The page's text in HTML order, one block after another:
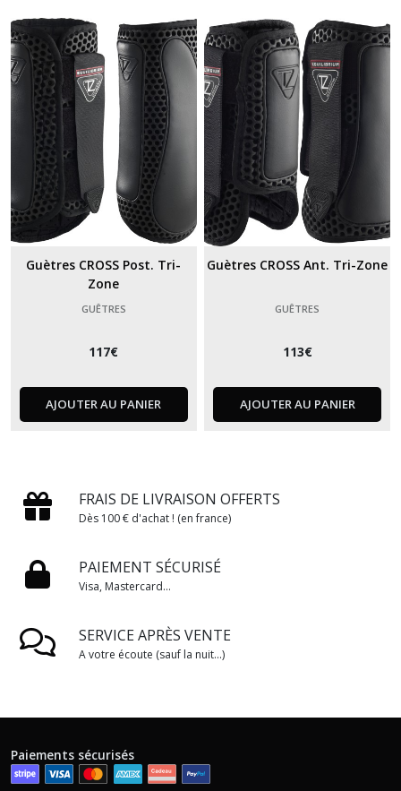
Guètres CROSS Post. Tri-
Zone
GUÊTRES
117€
AJOUTER AU PANIER
Guètres CROSS Ant. Tri-Zone
GUÊTRES
113€
AJOUTER AU PANIER
FRAIS DE LIVRAISON OFFERTS
Dès 100 € d'achat ! (en france)
PAIEMENT SÉCURISÉ
Visa, Mastercard...
SERVICE APRÈS VENTE
A votre écoute (sauf la nuit...)
Paiements sécurisés